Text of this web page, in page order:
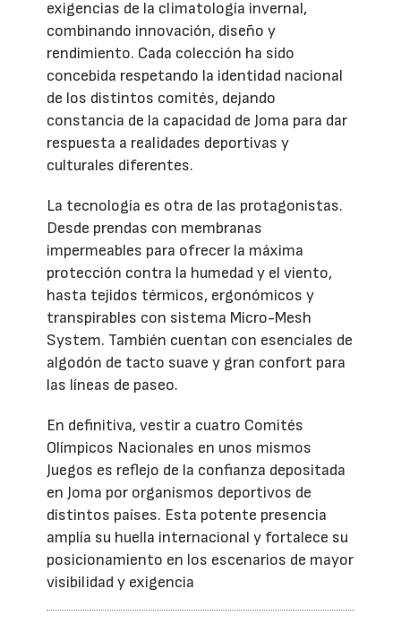
exigencias de la climatología invernal,
combinando innovación, diseño y
rendimiento. Cada colección ha sido
concebida respetando la identidad nacional
de los distintos comités, dejando
constancia de la capacidad de Joma para dar
respuesta a realidades deportivas y
culturales diferentes.
La tecnología es otra de las protagonistas.
Desde prendas con membranas
impermeables para ofrecer la máxima
protección contra la humedad y el viento,
hasta tejidos térmicos, ergonómicos y
transpirables con sistema Micro-Mesh
System. También cuentan con esenciales de
algodón de tacto suave y gran confort para
las líneas de paseo.
En definitiva, vestir a cuatro Comités
Olímpicos Nacionales en unos mismos
Juegos es reflejo de la confianza depositada
en Joma por organismos deportivos de
distintos países. Esta potente presencia
amplía su huella internacional y fortalece su
posicionamiento en los escenarios de mayor
visibilidad y exigencia